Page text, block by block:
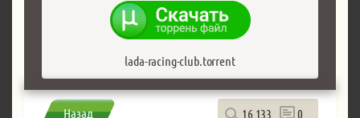
lada-racing-club.torrent
Назад 16 133 0